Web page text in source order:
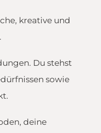
kreative und
Du stehst
sowie
deine